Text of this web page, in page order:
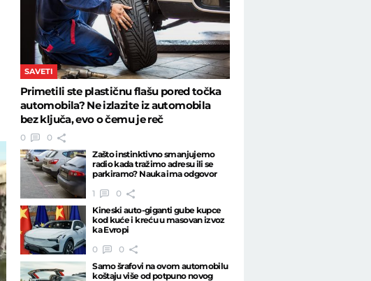
SAVETI
Primetili ste plastičnu flašu pored točka
automobila? Ne izlazite iz automobila
bez ključa, evo o čemu je reč
0
0
Zašto instinktivno smanjujemo
radio kada tražimo adresu ili se
parkiramo? Nauka ima odgovor
1
0
Kineski auto-giganti gube kupce
kod kuće i kreću u masovan izvoz
ka Evropi
0
0
Samo šrafovi na ovom automobilu
koštaju više od potpuno novog